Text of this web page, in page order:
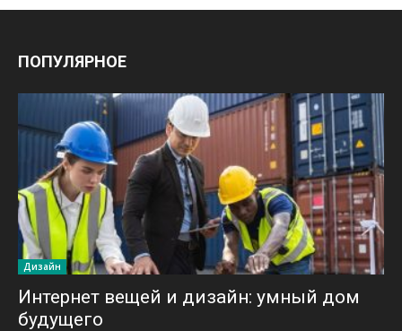
ПОПУЛЯРНОЕ
Дизайн
Интернет вещей и дизайн: умный дом
будущего